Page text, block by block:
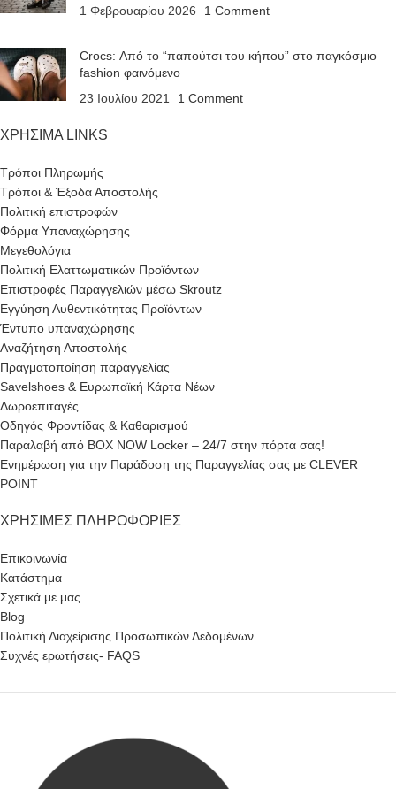
1 Φεβρουαρίου 2026
1 Comment
Crocs: Από το “παπούτσι του κήπου” στο παγκόσμιο
fashion φαινόμενο
23 Ιουλίου 2021
1 Comment
ΧΡΗΣΙΜΑ LINKS
Τρόποι Πληρωμής
Τρόποι & Έξοδα Αποστολής
Πολιτική επιστροφών
Φόρμα Υπαναχώρησης
Μεγεθολόγια
Πολιτική Ελαττωματικών Προϊόντων
Επιστροφές Παραγγελιών μέσω Skroutz
Εγγύηση Αυθεντικότητας Προϊόντων
Έντυπο υπαναχώρησης
Αναζήτηση Αποστολής
Πραγματοποίηση παραγγελίας
Savelshoes & Ευρωπαϊκή Κάρτα Νέων
Δωροεπιταγές
Οδηγός Φροντίδας & Καθαρισμού
Παραλαβή από BOX NOW Locker – 24/7 στην πόρτα σας!
Ενημέρωση για την Παράδοση της Παραγγελίας σας με CLEVER
POINT
ΧΡΉΣΙΜΕΣ ΠΛΗΡΟΦΟΡΊΕΣ
Επικοινωνία
Κατάστημα
Σχετικά με μας
Blog
Πολιτική Διαχείρισης Προσωπικών Δεδομένων
Συχνές ερωτήσεις- FAQS